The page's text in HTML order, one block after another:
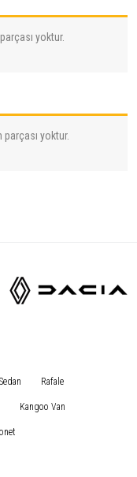
yoktur.
yoktur.
Rafale
Kangoo Van